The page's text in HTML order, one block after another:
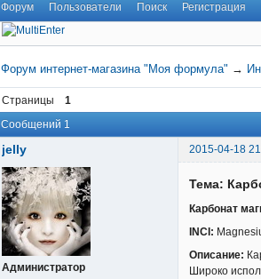
Форум Пользователи Поиск Регистрация
Форум интернет-магазина "Моя формула" →
Страницы 1
Сообщений 1
jelly 2015-04-18
Администратор
Тема:
Карбонат
INCI:
Описание:
Широко